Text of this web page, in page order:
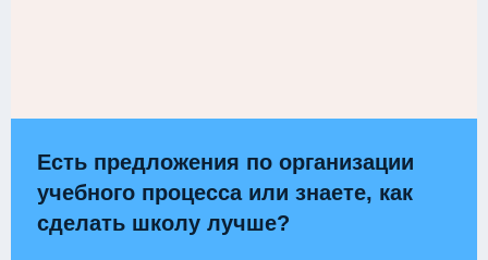
Есть предложения по организации
учебного процесса или знаете, как
сделать школу лучше?